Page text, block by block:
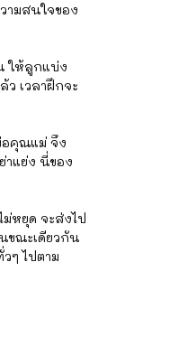
ามสนใจของ
ให้ลูกแบ่ง
เวลาฝึกจะ
อคุณแม่ จึง
าแย่ง นี่ของ
หยุด จะส่งไป
ขณะเดียวกัน
ๆ ไปตาม